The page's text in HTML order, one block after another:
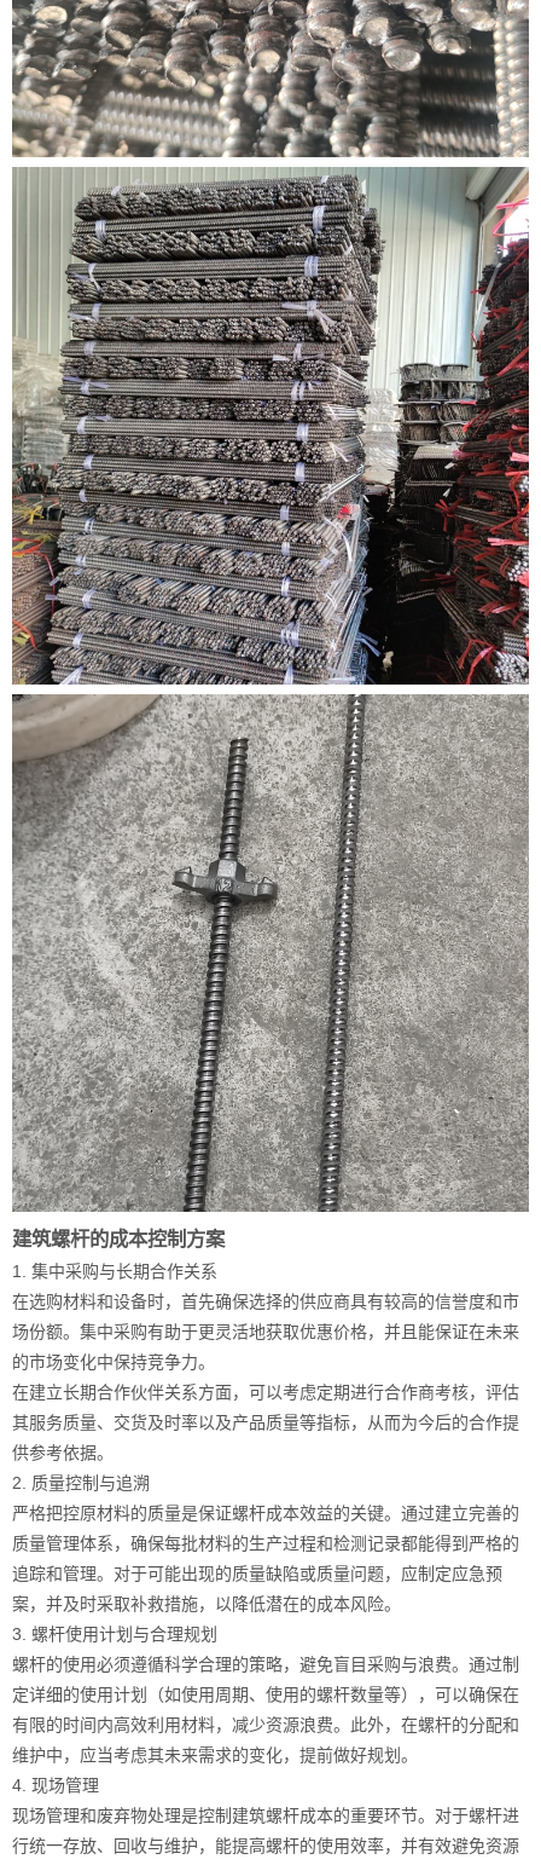
建筑螺杆的成本控制方案
1. 集中采购与长期合作关系
在选购材料和设备时，首先确保选择的供应商具有较高的信誉度和市
场份额。集中采购有助于更灵活地获取优惠价格，并且能保证在未来
的市场变化中保持竞争力。
在建立长期合作伙伴关系方面，可以考虑定期进行合作商考核，评估
其服务质量、交货及时率以及产品质量等指标，从而为今后的合作提
供参考依据。
2. 质量控制与追溯
严格把控原材料的质量是保证螺杆成本效益的关键。通过建立完善的
质量管理体系，确保每批材料的生产过程和检测记录都能得到严格的
追踪和管理。对于可能出现的质量缺陷或质量问题，应制定应急预
案，并及时采取补救措施，以降低潜在的成本风险。
3. 螺杆使用计划与合理规划
螺杆的使用必须遵循科学合理的策略，避免盲目采购与浪费。通过制
定详细的使用计划（如使用周期、使用的螺杆数量等），可以确保在
有限的时间内高效利用材料，减少资源浪费。此外，在螺杆的分配和
维护中，应当考虑其未来需求的变化，提前做好规划。
4. 现场管理
现场管理和废弃物处理是控制建筑螺杆成本的重要环节。对于螺杆进
行统一存放、回收与维护，能提高螺杆的使用效率，并有效避免资源